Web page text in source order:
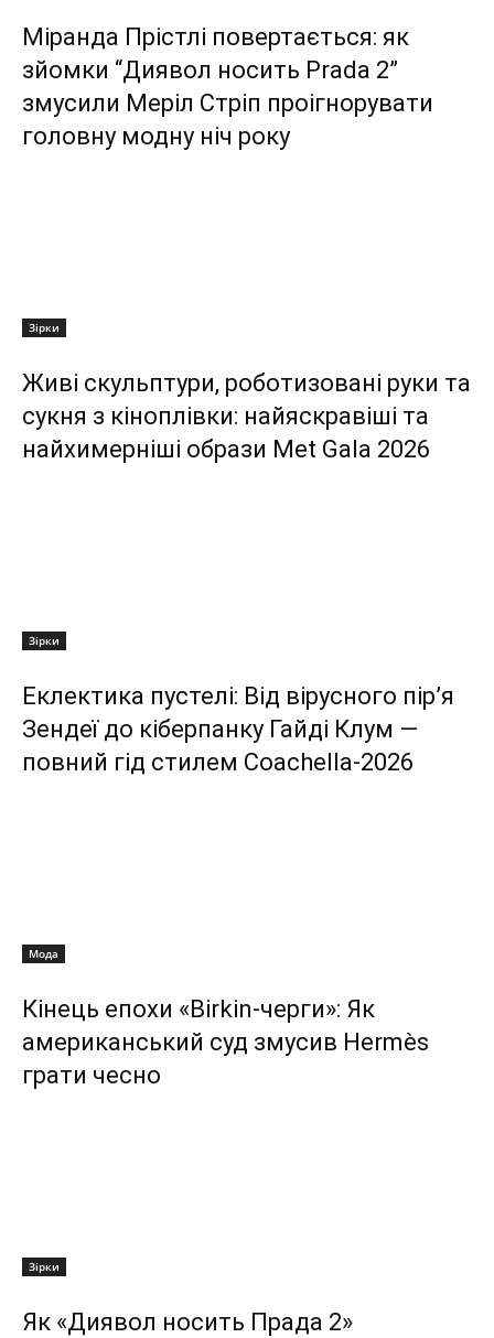
Міранда Прістлі повертається: як
зйомки “Диявол носить Prada 2”
змусили Меріл Стріп проігнорувати
головну модну ніч року
Зірки
Живі скульптури, роботизовані руки та
сукня з кіноплівки: найяскравіші та
найхимерніші образи Met Gala 2026
Зірки
Еклектика пустелі: Від вірусного пір’я
Зендеї до кіберпанку Гайді Клум —
повний гід стилем Coachella-2026
Мода
Кінець епохи «Birkin-черги»: Як
американський суд змусив Hermès
грати чесно
Зірки
Як «Диявол носить Прада 2»